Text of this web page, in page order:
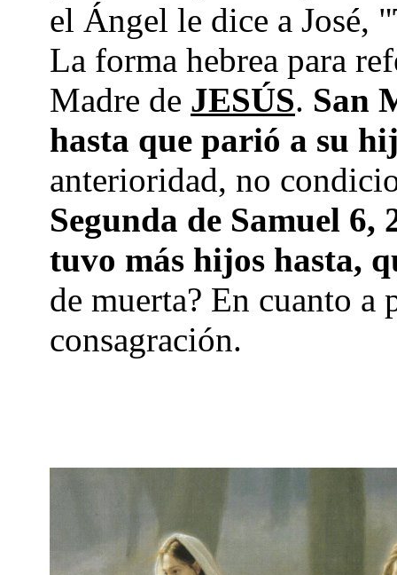
el Ángel le dice a José, "
La forma hebrea para
Madre de JESÚS. San
hasta que parió a su
anterioridad, no
Segunda de Samuel 6,
tuvo más hijos hasta,
de muerta? En cuanto
consagración.